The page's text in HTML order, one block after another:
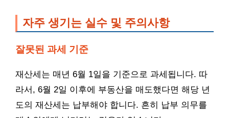
자주 생기는 실수 및 주의사항
잘못된 과세 기준
재산세는 매년 6월 1일을 기준으로 과세됩니다. 따
라서, 6월 2일 이후에 부동산을 매도했다면 해당 년
도의 재산세는 납부해야 합니다. 흔히 납부 의무를